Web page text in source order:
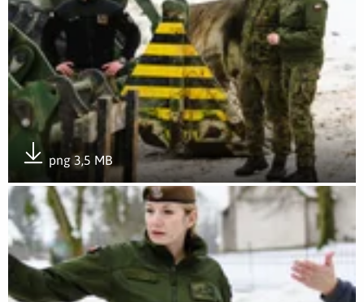
png 3,5 MB
Pobierz załącznik
Otwórz załącznik 9